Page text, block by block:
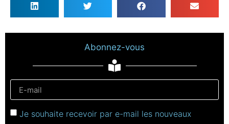
Abonnez-vous
Je souhaite recevoir par e-mail les nouveaux